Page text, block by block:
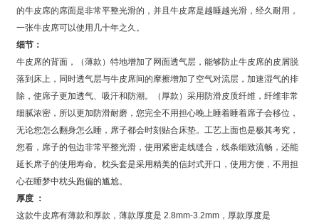
的牛皮席的席面是非常平整光滑的，并且牛皮席是越睡越光滑，经久耐用，
一张牛皮席可以使用几十年之久。
细节：
牛皮席的背面，（薄款）特地增加了网面透气层，能够防止牛皮席的皮屑脱
落到床上，同时透气层与牛皮席间的摩擦增加了空气对流层，加速湿气的排
除，使席子更加透气、吸汗和防潮。（厚款）采用防滑皮质纤维，纤维非常
细腻浓密，所以更加防滑耐磨，您完全不用担心晚上睡着睡着席子会移位，
无论您怎么翻身怎么睡，席子都会时刻贴合床垫。工艺上面也是极其考究，
您看，席子的包边非常平整光滑，使用紧密走线缝合，线条细致流畅，还能
延长席子的使用寿命。枕头套是采用精美的信封式开口，使用方便，不用担
心在睡梦中枕头跑偏的尴尬。
厚度 ：
这款牛皮席有薄款和厚款，薄款厚度是 2.8mm-3.2mm，厚款厚度是